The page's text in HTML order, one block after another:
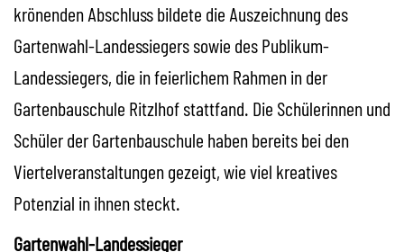
krönenden Abschluss bildete die Auszeichnung des
Gartenwahl-Landessiegers sowie des Publikum-
Landessiegers, die in feierlichem Rahmen in der
Gartenbauschule Ritzlhof stattfand. Die Schülerinnen und
Schüler der Gartenbauschule haben bereits bei den
Viertelveranstaltungen gezeigt, wie viel kreatives
Potenzial in ihnen steckt.
Gartenwahl-Landessieger